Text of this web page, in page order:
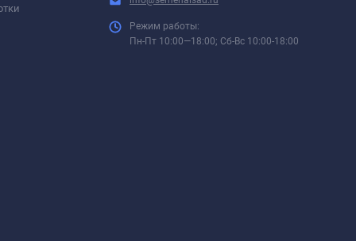
Режим работы:
Пн-Пт 10:00—18:00; Сб-Вс 10:00-18:00